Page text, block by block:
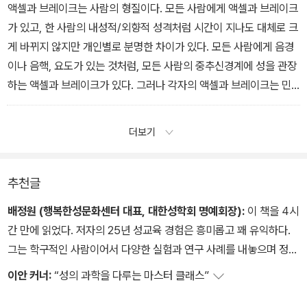
액셀과 브레이크는 사람의 형질이다. 모든 사람에게 액셀과 브레이크
가 있고, 한 사람의 내성적/외향적 성격처럼 시간이 지나도 대체로 크
게 바뀌지 않지만 개인별로 분명한 차이가 있다. 모든 사람에게 음경
이나 음핵, 요도가 있는 것처럼, 모든 사람의 중추신경계에 성을 관장
하는 액셀과 브레이크가 있다. 그러나 각자의 액셀과 브레이크는 민
감도가 다르며, 그래서 사람마다 성적 기질과 성격이 다른 것이다.
사람의 민감도는 평균이다.
더보기
추천글
배정원 (행복한성문화센터 대표, 대한성학회 명예회장): 이 책을 4시
간 만에 읽었다. 저자의 25년 성교육 경험은 흥미롭고 꽤 유익하다.
그는 학구적인 사람이어서 다양한 실험과 연구 사례를 내놓으며 정설
로 여겨져왔던 묵은 이론들을 새것으로 갈아치운다. 그리고 대담하며
이안 커너: “성의 과학을 다루는 마스터 클래스”